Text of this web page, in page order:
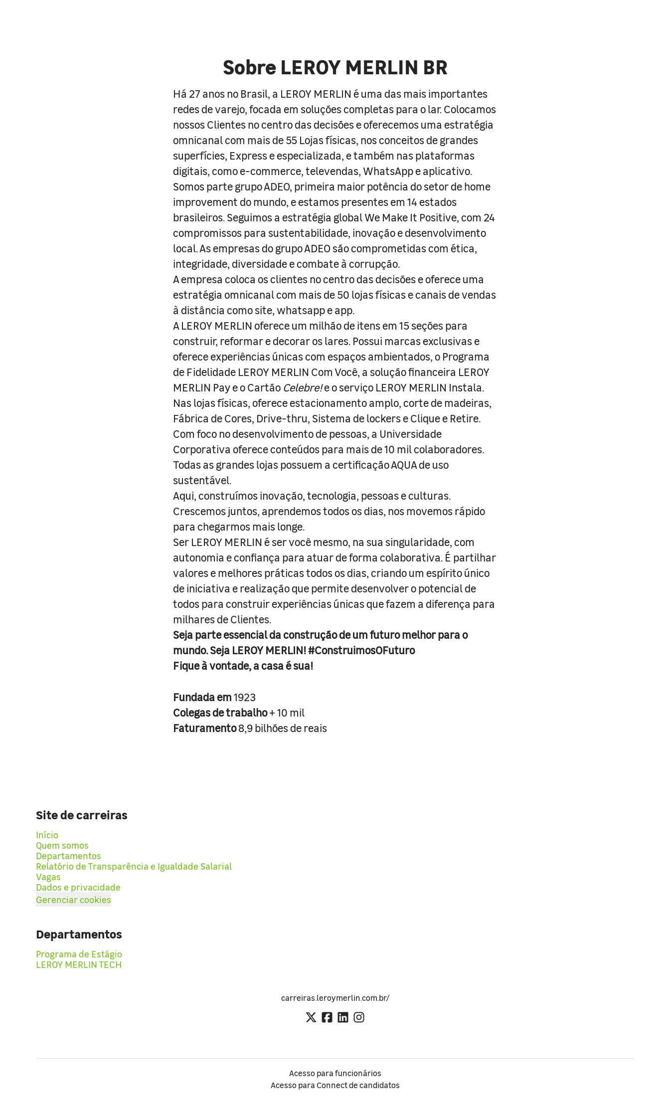
Sobre LEROY MERLIN BR
Há 27 anos no Brasil, a LEROY MERLIN é uma das mais importantes
redes de varejo, focada em soluções completas para o lar. Colocamos
nossos Clientes no centro das decisões e oferecemos uma estratégia
omnicanal com mais de 55 Lojas físicas, nos conceitos de grandes
superfícies, Express e especializada, e também nas plataformas
digitais, como e-commerce, televendas, WhatsApp e aplicativo.
Somos parte grupo ADEO, primeira maior potência do setor de home
improvement do mundo, e estamos presentes em 14 estados
brasileiros. Seguimos a estratégia global We Make It Positive, com 24
compromissos para sustentabilidade, inovação e desenvolvimento
local. As empresas do grupo ADEO são comprometidas com ética,
integridade, diversidade e combate à corrupção.
A empresa coloca os clientes no centro das decisões e oferece uma
estratégia omnicanal com mais de 50 lojas físicas e canais de vendas
à distância como site, whatsapp e app.
A LEROY MERLIN oferece um milhão de itens em 15 seções para
construir, reformar e decorar os lares. Possui marcas exclusivas e
oferece experiências únicas com espaços ambientados, o Programa
de Fidelidade LEROY MERLIN Com Você, a solução financeira LEROY
MERLIN Pay e o Cartão Celebre!e o serviço LEROY MERLIN Instala.
Nas lojas físicas, oferece estacionamento amplo, corte de madeiras,
Fábrica de Cores, Drive-thru, Sistema de lockers e Clique e Retire.
Com foco no desenvolvimento de pessoas, a Universidade
Corporativa oferece conteúdos para mais de 10 mil colaboradores.
Todas as grandes lojas possuem a certificação AQUA de uso
sustentável.
Aqui, construímos inovação, tecnologia, pessoas e culturas.
Crescemos juntos, aprendemos todos os dias, nos movemos rápido
para chegarmos mais longe.
Ser LEROY MERLIN é ser você mesmo, na sua singularidade, com
autonomia e confiança para atuar de forma colaborativa. É partilhar
valores e melhores práticas todos os dias, criando um espírito único
de iniciativa e realização que permite desenvolver o potencial de
todos para construir experiências únicas que fazem a diferença para
milhares de Clientes.
Seja parte essencial da construção de um futuro melhor para o
mundo. Seja LEROY MERLIN! #ConstruimosOFuturo
Fique à vontade, a casa é sua!
Fundada em1923
Colegas de trabalho+ 10 mil
Faturamento8,9 bilhões de reais
Site de carreiras
Início
Quem somos
Departamentos
Relatório de Transparência e Igualdade Salarial
Vagas
Dados e privacidade
Gerenciar cookies
Departamentos
Programa de Estágio
LEROY MERLIN TECH
carreiras.leroymerlin.com.br/
Acesso para funcionários
Acesso para Connect de candidatos